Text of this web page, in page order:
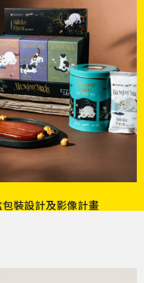
裝設計及影像計畫